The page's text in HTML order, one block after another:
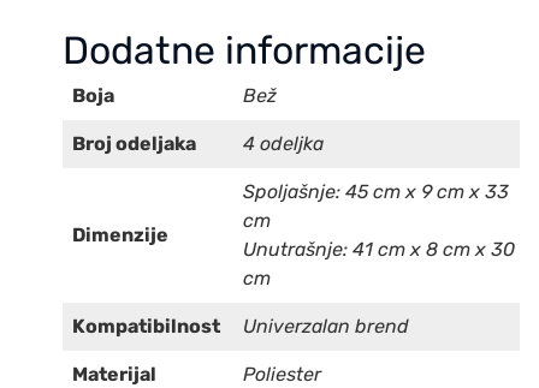
Dodatne informacije
Boja Bež
Broj odeljaka 4 odeljka
Dimenzije
Spoljašnje: 45 cm x 9 cm x 33
cm
Unutrašnje: 41 cm x 8 cm x 30
cm
Kompatibilnost Univerzalan brend
Materijal Poliester